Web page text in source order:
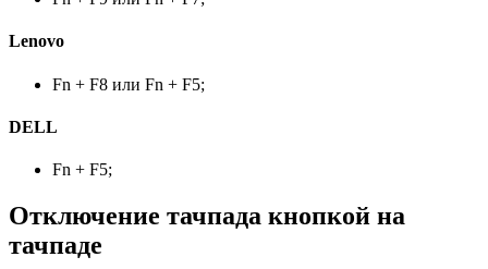
Lenovo
Fn + F8 или Fn + F5;
DELL
Fn + F5;
Отключение тачпада кнопкой на
тачпаде